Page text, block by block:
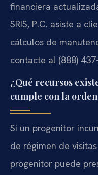
financiera
SRIS, P.C. asiste a
cálculos de
contacte al (888)
¿Qué recursos
cumple con la
Si un progenitor
de régimen de
progenitor puede